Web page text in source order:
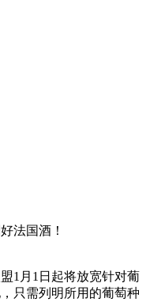
法国酒！
1月1日起将放宽针对葡
只需列明所用的葡萄种